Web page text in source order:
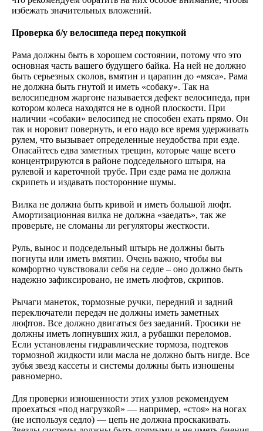
избежать значительных вложений.
Проверка б/у велосипеда перед покупкой
Рама должны быть в хорошем состоянии, потому что это
основная часть вашего будущего байка. На ней не должно
быть серьезных сколов, вмятин и царапин до «мяса». Рама
не должна быть гнутой и иметь «собаку». Так на
велосипедном жаргоне называется дефект велосипеда, при
котором колеса находятся не в одной плоскости. При
наличии «собаки» велосипед не способен ехать прямо. Он
так и норовит повернуть, и его надо все время удерживать
рулем, что вызывает определенные неудобства при езде.
Опасайтесь едва заметных трещин, которые чаще всего
концентрируются в районе подседельного штыря, на
рулевой и кареточной трубе. При езде рама не должна
скрипеть и издавать посторонние шумы.
Вилка не должна быть кривой и иметь большой люфт.
Амортизационная вилка не должна «заедать», так же
проверьте, не сломаны ли регуляторы жесткости.
Руль, вынос и подседельный штырь не должны быть
погнуты или иметь вмятин. Очень важно, чтобы вы
комфортно чувствовали себя на седле – оно должно быть
надежно зафиксировано, не иметь люфтов, скрипов.
Рычаги манеток, тормозные ручки, передний и задний
переключатели передач не должны иметь заметных
люфтов. Все должно двигаться без заеданий. Тросики не
должны иметь лопнувших жил, а рубашки переломов.
Если установлены гидравлические тормоза, подтеков
тормозной жидкости или масла не должно быть нигде. Все
зубья звезд кассеты и системы должны быть изношены
равномерно.
Для проверки изношенности этих узлов рекомендуем
проехаться «под нагрузкой» — например, «стоя» на ногах
(не используя седло) — цепь не должна проскакивать.